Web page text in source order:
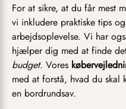
For at sikre, at du får mest
vi inkludere praktiske tips
arbejdsoplevelse. Vi har
hjælper dig med at finde
budget. Vores
med at forstå, hvad du skal
en bordrundsav.